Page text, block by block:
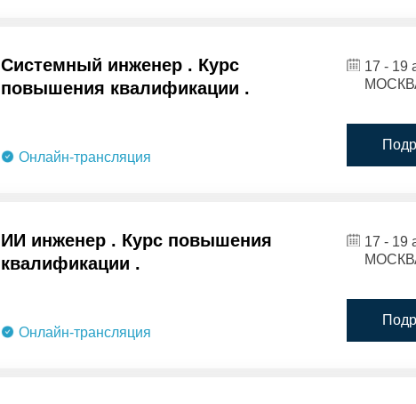
Cистемный инженер . Курс
повышения квалификации .
Онлайн-трансляция
17 - 19
ИИ инженер . Курс повышения
квалификации .
Онлайн-трансляция
17 - 19